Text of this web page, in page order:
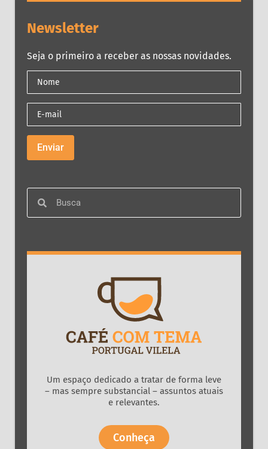
Newsletter
Seja o primeiro a receber as nossas novidades.
Um espaço dedicado a tratar de forma leve
– mas sempre substancial – assuntos atuais
e relevantes.
Conheça